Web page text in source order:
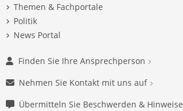
Themen & Fachportale
Politik
News Portal
Finden Sie Ihre Ansprechperson
Nehmen Sie Kontakt mit uns auf
Übermitteln Sie Beschwerden & Hinweise